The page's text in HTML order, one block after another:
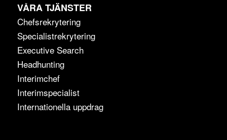
VÅRA TJÄNSTER
Chefsrekrytering
Specialistrekrytering
Executive Search
Headhunting
Interimchef
Interimspecialist
Internationella uppdrag